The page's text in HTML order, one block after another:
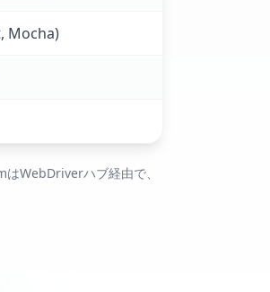
Mocha)
WebDriverハブ経由で、